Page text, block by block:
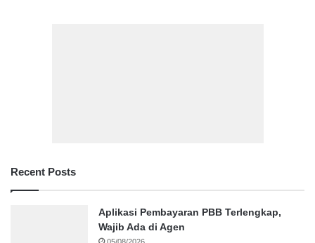
Recent Posts
Aplikasi Pembayaran PBB Terlengkap,
Wajib Ada di Agen